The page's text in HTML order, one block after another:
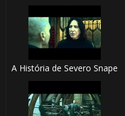
A História de Severo Snape